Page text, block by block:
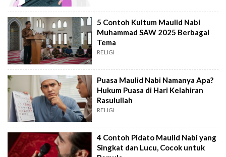
5 Contoh Kultum Maulid Nabi
Muhammad SAW 2025 Berbagai
Tema
RELIGI
Puasa Maulid Nabi Namanya Apa?
Hukum Puasa di Hari Kelahiran
Rasulullah
RELIGI
4 Contoh Pidato Maulid Nabi yang
Singkat dan Lucu, Cocok untuk